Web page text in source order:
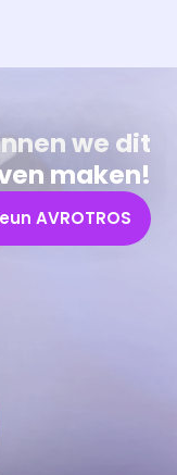
we dit
maken!
AVROTROS